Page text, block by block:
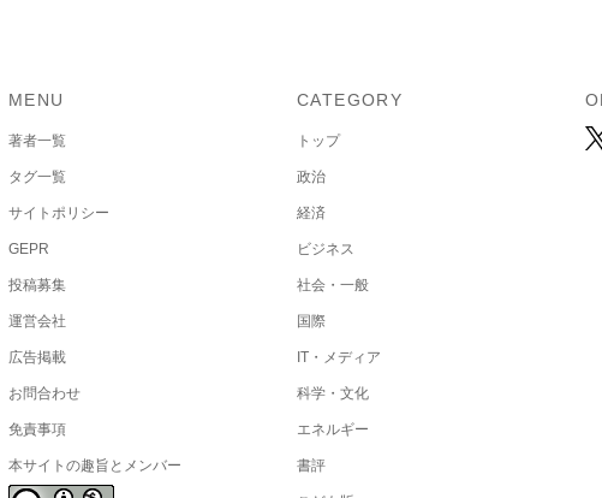
MENU
著者一覧
タグ一覧
サイトポリシー
GEPR
投稿募集
運営会社
広告掲載
お問合わせ
免責事項
本サイトの趣旨とメンバー
CATEGORY
トップ
政治
経済
ビジネス
社会・一般
国際
IT・メディア
科学・文化
エネルギー
書評